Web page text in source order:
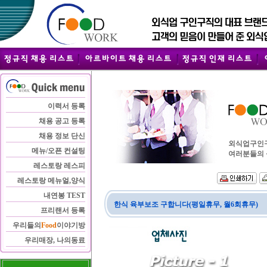
이력서 등록
채용 공고 등록
채용 정보 단신
메뉴/오픈 컨설팅
레스토랑 레스피
레스토랑 메뉴얼,양식
내연봉 TEST
프리랜서 등록
우리들의 Food이야기방
우리매장, 나의동료
외식업구인
여러분들의
한식 육부보조 구합니다(평일휴무, 월6회휴무)